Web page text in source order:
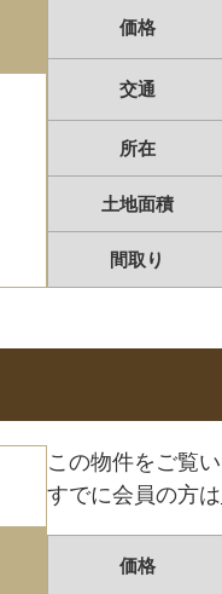
価格
交通
所在
土地面積
間取り
この物件をご覧い
すでに会員の方は
価格